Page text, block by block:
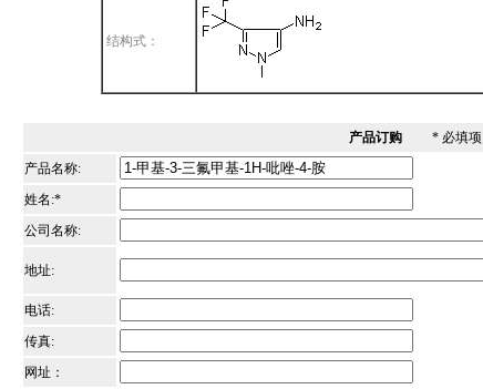
结构式：
产品订购* 必填项
产品名称:
姓名:*
公司名称:
地址:
电话:
传真:
网址：